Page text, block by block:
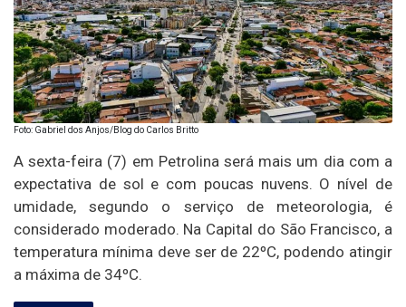
Foto: Gabriel dos Anjos/Blog do Carlos Britto
A sexta-feira (7) em Petrolina será mais um dia com a
expectativa de sol e com poucas nuvens. O nível de
umidade, segundo o serviço de meteorologia, é
considerado moderado. Na Capital do São Francisco, a
temperatura mínima deve ser de 22ºC, podendo atingir
a máxima de 34ºC.